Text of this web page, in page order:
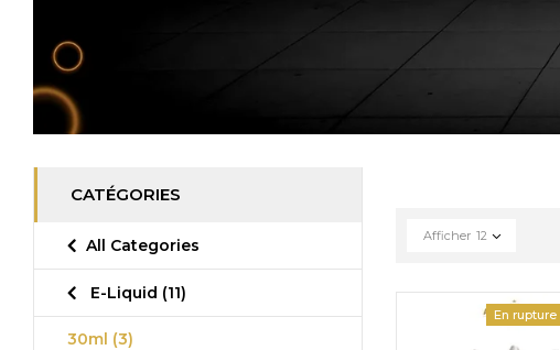
CATÉGORIES
All Categories
E-Liquid (11)
30ml (3)
Afficher 12
En